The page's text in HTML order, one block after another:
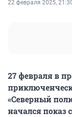
22 февраля 2025,
27 февраля в
«Северный
начался показ